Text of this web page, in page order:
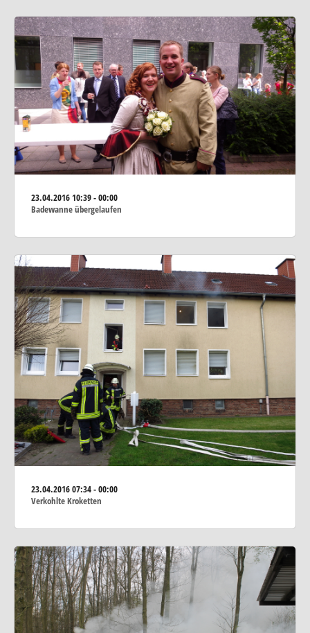
23.04.201610:39 - 00:00
Badewanne übergelaufen
23.04.201607:34 - 00:00
Verkohlte Kroketten